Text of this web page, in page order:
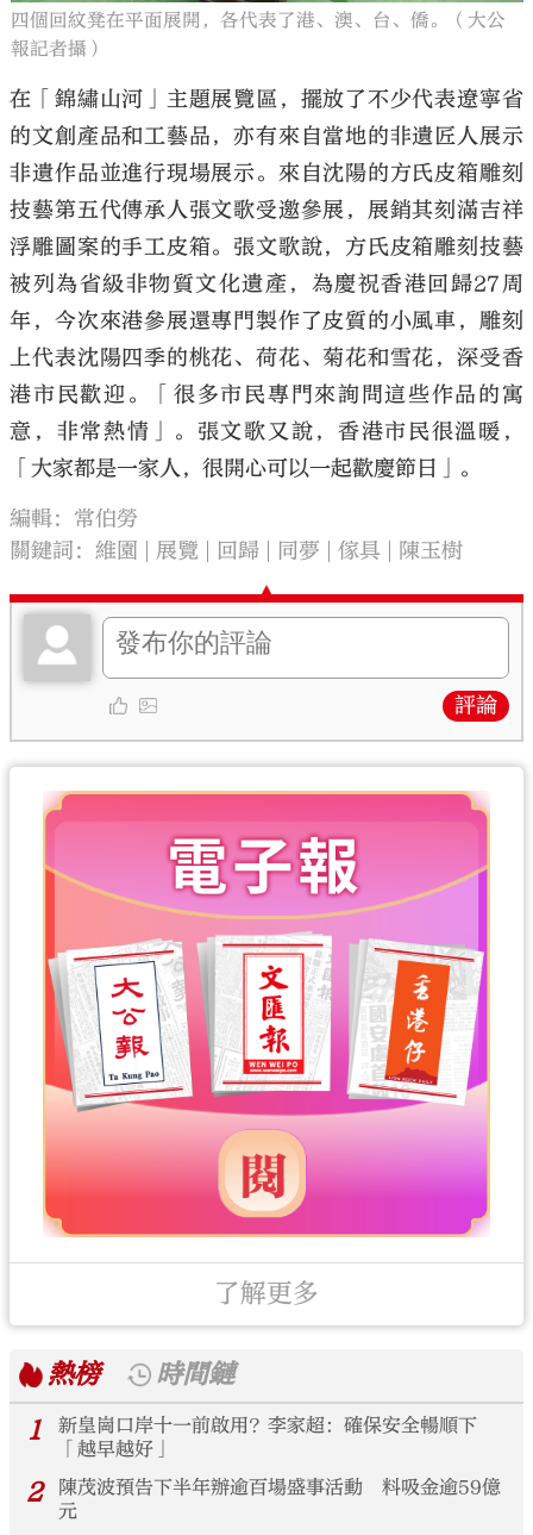
四個回紋凳在平面展開，各代表了港、澳、台、僑。（大公
報記者攝）
在「錦繡山河」主題展覽區，擺放了不少代表遼寧省
的文創產品和工藝品，亦有來自當地的非遺匠人展示
非遺作品並進行現場展示。來自沈陽的方氏皮箱雕刻
技藝第五代傳承人張文歌受邀參展，展銷其刻滿吉祥
浮雕圖案的手工皮箱。張文歌說，方氏皮箱雕刻技藝
被列為省級非物質文化遺產，為慶祝香港回歸27周
年，今次來港參展還專門製作了皮質的小風車，雕刻
上代表沈陽四季的桃花、荷花、菊花和雪花，深受香
港市民歡迎。「很多市民專門來詢問這些作品的寓
意，非常熱情」。張文歌又說，香港市民很溫暖，
「大家都是一家人，很開心可以一起歡慶節日」。
編輯：常伯勞
關鍵詞：維園 展覽 回歸 同夢 傢具 陳玉樹
評論
了解更多
熱榜
時間鏈
1
新皇崗口岸十一前啟用？李家超：確保安全暢順下
「越早越好」
2
陳茂波預告下半年辦逾百場盛事活動 料吸金逾59億
元